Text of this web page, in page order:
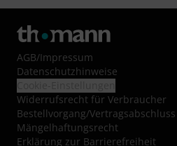
AGB/Impressum
Datenschutzhinweise
Widerrufsrecht für Verbraucher
Bestellvorgang/Vertragsabschluss
Mängelhaftungsrecht
Erklärung zur Barrierefreiheit